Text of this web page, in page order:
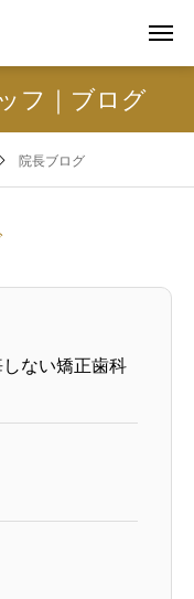
フ｜ブログ
院長ブログ
ない矯正歯科